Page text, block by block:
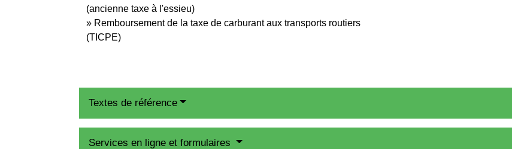
(ancienne taxe à l'essieu)
Remboursement de la taxe de carburant aux transports routiers
(TICPE)
Textes de référence
Services en ligne et formulaires